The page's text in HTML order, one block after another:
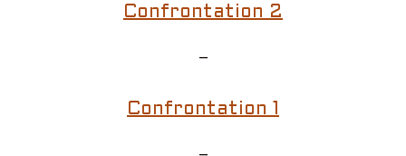
Confrontation 2
–
Confrontation 1